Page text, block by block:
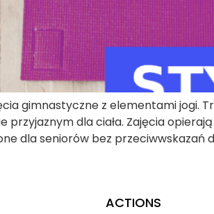
gimnastyczne z elementami jogi.
przyjaznym dla ciała. Zajęcia
dla seniorów bez przeciwwskazań
ACTIONS